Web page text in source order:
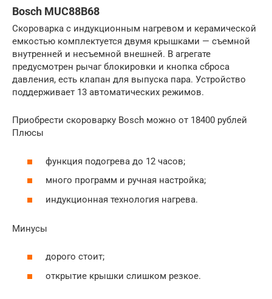
Bosch MUC88B68
Скороварка с индукционным нагревом и керамической
емкостью комплектуется двумя крышками — съемной
внутренней и несъемной внешней. В агрегате
предусмотрен рычаг блокировки и кнопка сброса
давления, есть клапан для выпуска пара. Устройство
поддерживает 13 автоматических режимов.
Приобрести скороварку Bosch можно от 18400 рублей
Плюсы
функция подогрева до 12 часов;
много программ и ручная настройка;
индукционная технология нагрева.
Минусы
дорого стоит;
открытие крышки слишком резкое.